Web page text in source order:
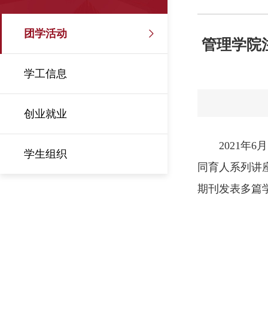
团学活动
学工信息
创业就业
学生组织
管理学院
2021年6
同育人系列讲
期刊发表多篇